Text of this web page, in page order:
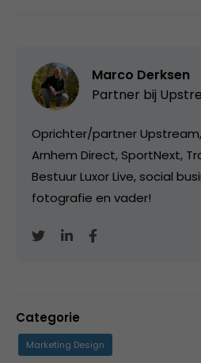
Marco Derksen
Partner bij
Oprichter/partner
Arnhem Direct, SportNext,
Bestuur Luxor Live, social
fotografie en vader!
Categorie
Marketing Design